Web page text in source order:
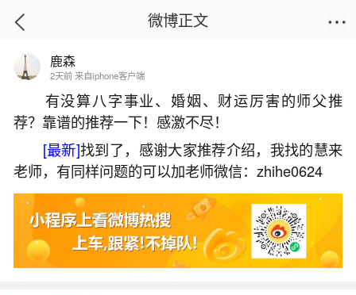
首页
八字紫微精批您的2026年运程
2026-07-08 12:52:26 20 8 赞
生活中像八字紫微精批您的2026年运程都是很
常见的问题，但是小问题不注意可能会引起大麻
烦，下面就这个问题给大家做一些解读：
微博正文
鹿森
2天前 来自iphone客户端
有没算八字事业、婚姻、财运厉害的师父推
荐？靠谱的推荐一下！感激不尽！
[最新]找到了，感谢大家推荐介绍，我找的慧来
老师，有同样问题的可以加老师微信：zhihe0624